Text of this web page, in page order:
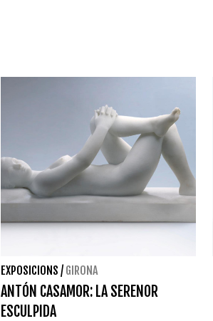
EXPOSICIONS / GIRONA
ANTÓN CASAMOR: LA SERENOR
ESCULPIDA